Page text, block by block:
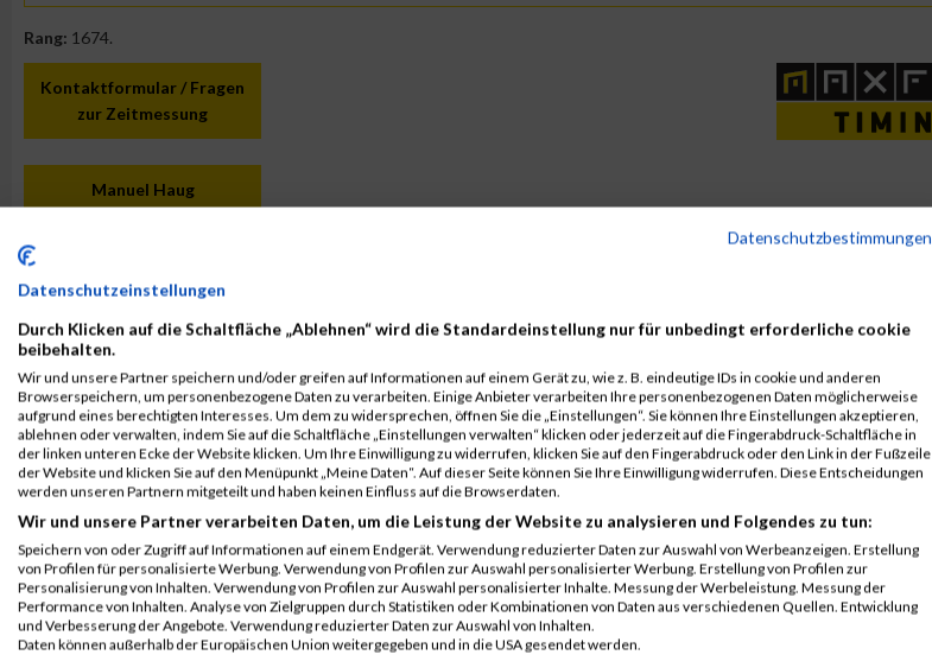
Rang: 1674.
Kontaktformular / Fragen
zur Zeitmessung
Manuel Haug
Datenschutzbestimmungen
Datenschutzeinstellungen
Durch Klicken auf die Schaltfläche „Ablehnen“ wird die Standardeinstellung nur für unbedingt erforderliche cookie
beibehalten.
Wir und unsere Partner speichern und/oder greifen auf Informationen auf einem Gerät zu, wie z. B. eindeutige IDs in cookie und anderen
Browserspeichern, um personenbezogene Daten zu verarbeiten. Einige Anbieter verarbeiten Ihre personenbezogenen Daten möglicherweise
aufgrund eines berechtigten Interesses. Um dem zu widersprechen, öffnen Sie die „Einstellungen“. Sie können Ihre Einstellungen akzeptieren,
ablehnen oder verwalten, indem Sie auf die Schaltfläche „Einstellungen verwalten“ klicken oder jederzeit auf die Fingerabdruck-Schaltfläche in
der linken unteren Ecke der Website klicken. Um Ihre Einwilligung zu widerrufen, klicken Sie auf den Fingerabdruck oder den Link in der Fußzeile
der Website und klicken Sie auf den Menüpunkt „Meine Daten“. Auf dieser Seite können Sie Ihre Einwilligung widerrufen. Diese Entscheidungen
werden unseren Partnern mitgeteilt und haben keinen Einfluss auf die Browserdaten.
Wir und unsere Partner verarbeiten Daten, um die Leistung der Website zu analysieren und Folgendes zu tun:
Speichern von oder Zugriff auf Informationen auf einem Endgerät. Verwendung reduzierter Daten zur Auswahl von Werbeanzeigen. Erstellung
von Profilen für personalisierte Werbung. Verwendung von Profilen zur Auswahl personalisierter Werbung. Erstellung von Profilen zur
Personalisierung von Inhalten. Verwendung von Profilen zur Auswahl personalisierter Inhalte. Messung der Werbeleistung. Messung der
Performance von Inhalten. Analyse von Zielgruppen durch Statistiken oder Kombinationen von Daten aus verschiedenen Quellen. Entwicklung
und Verbesserung der Angebote. Verwendung reduzierter Daten zur Auswahl von Inhalten.
Daten können außerhalb der Europäischen Union weitergegeben und in die USA gesendet werden.